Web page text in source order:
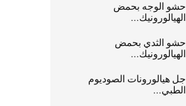
حشو الوجه بحمض
الهيالورونيك...
حشو الثدي بحمض
الهيالورونيك...
جل هيالورونات الصوديوم
الطبي...